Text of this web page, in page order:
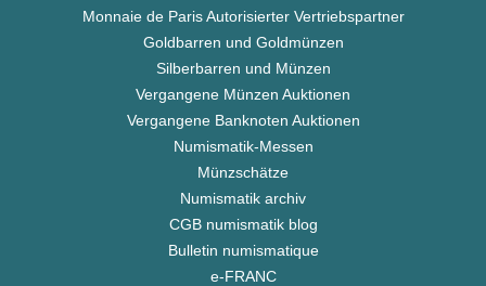
Monnaie de Paris Autorisierter Vertriebspartner
Goldbarren und Goldmünzen
Silberbarren und Münzen
Vergangene Münzen Auktionen
Vergangene Banknoten Auktionen
Numismatik-Messen
Münzschätze
Numismatik archiv
CGB numismatik blog
Bulletin numismatique
e-FRANC